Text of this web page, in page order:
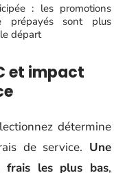
: les promotions
prépayés sont plus
départ
et impact
détermine
de service. Une
frais les plus bas,